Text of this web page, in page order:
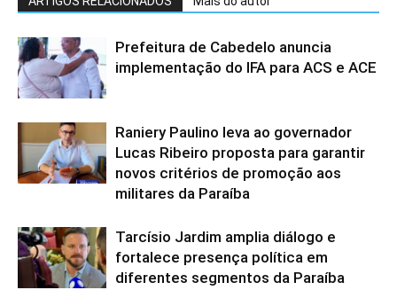
Prefeitura de Cabedelo anuncia
implementação do IFA para ACS e ACE
Raniery Paulino leva ao governador
Lucas Ribeiro proposta para garantir
novos critérios de promoção aos
militares da Paraíba
Tarcísio Jardim amplia diálogo e
fortalece presença política em
diferentes segmentos da Paraíba